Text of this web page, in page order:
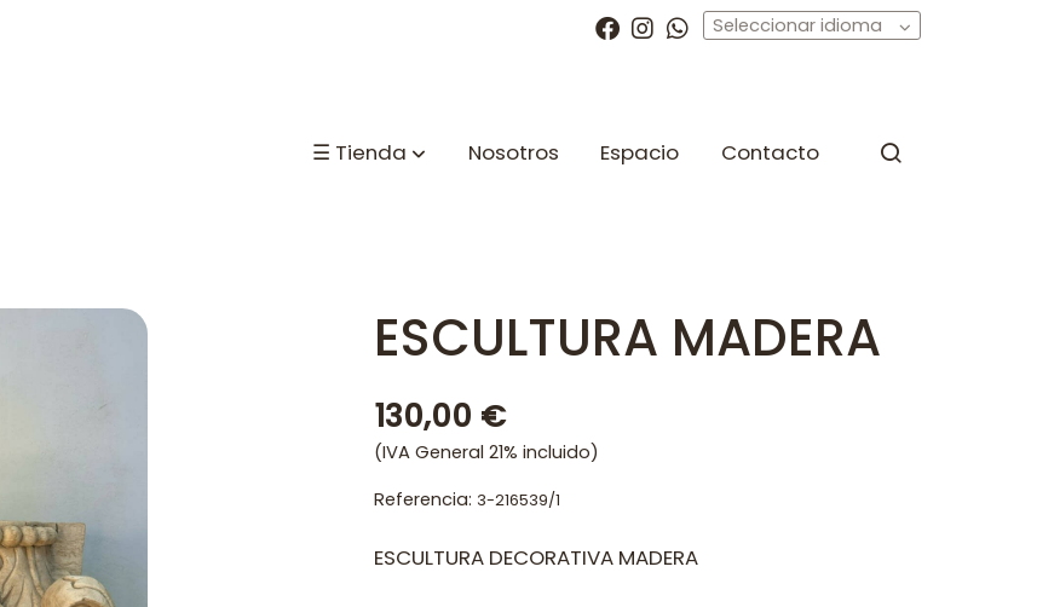
Seleccionar idioma
☰ Tienda Nosotros Espacio Contacto
ESCULTURA MADERA
130,00 €
(IVA General 21% incluido)
Referencia: 3-216539/1
ESCULTURA DECORATIVA MADERA